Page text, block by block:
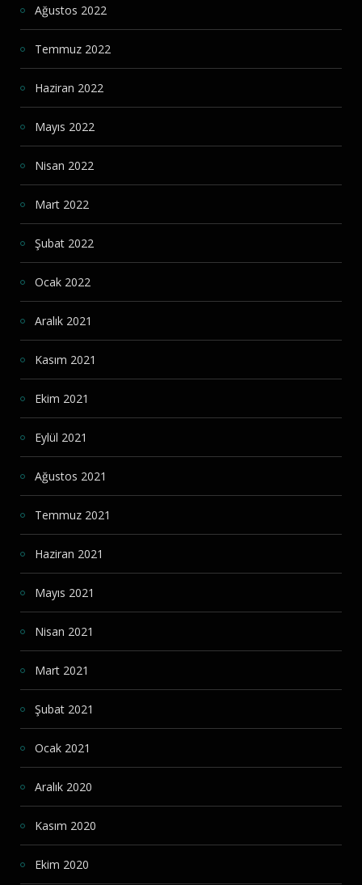
Ağustos 2022
Temmuz 2022
Haziran 2022
Mayıs 2022
Nisan 2022
Mart 2022
Şubat 2022
Ocak 2022
Aralık 2021
Kasım 2021
Ekim 2021
Eylül 2021
Ağustos 2021
Temmuz 2021
Haziran 2021
Mayıs 2021
Nisan 2021
Mart 2021
Şubat 2021
Ocak 2021
Aralık 2020
Kasım 2020
Ekim 2020